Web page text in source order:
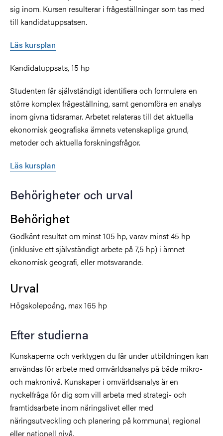
sig inom. Kursen resulterar i frågeställningar som tas med
till kandidatuppsatsen.
Läs kursplan
Kandidatuppsats, 15 hp
Studenten får självständigt identifiera och formulera en
större komplex frågeställning, samt genomföra en analys
inom givna tidsramar. Arbetet relateras till det aktuella
ekonomisk geografiska ämnets vetenskapliga grund,
metoder och aktuella forskningsfrågor.
Läs kursplan
Behörigheter och urval
Behörighet
Godkänt resultat om minst 105 hp, varav minst 45 hp
(inklusive ett självständigt arbete på 7,5 hp) i ämnet
ekonomisk geografi, eller motsvarande.
Urval
Högskolepoäng, max 165 hp
Efter studierna
Kunskaperna och verktygen du får under utbildningen kan
användas för arbete med omvärldsanalys på både mikro-
och makronivå. Kunskaper i omvärldsanalys är en
nyckelfråga för dig som vill arbeta med strategi- och
framtidsarbete inom näringslivet eller med
näringsutveckling och planering på kommunal, regional
eller nationell nivå.